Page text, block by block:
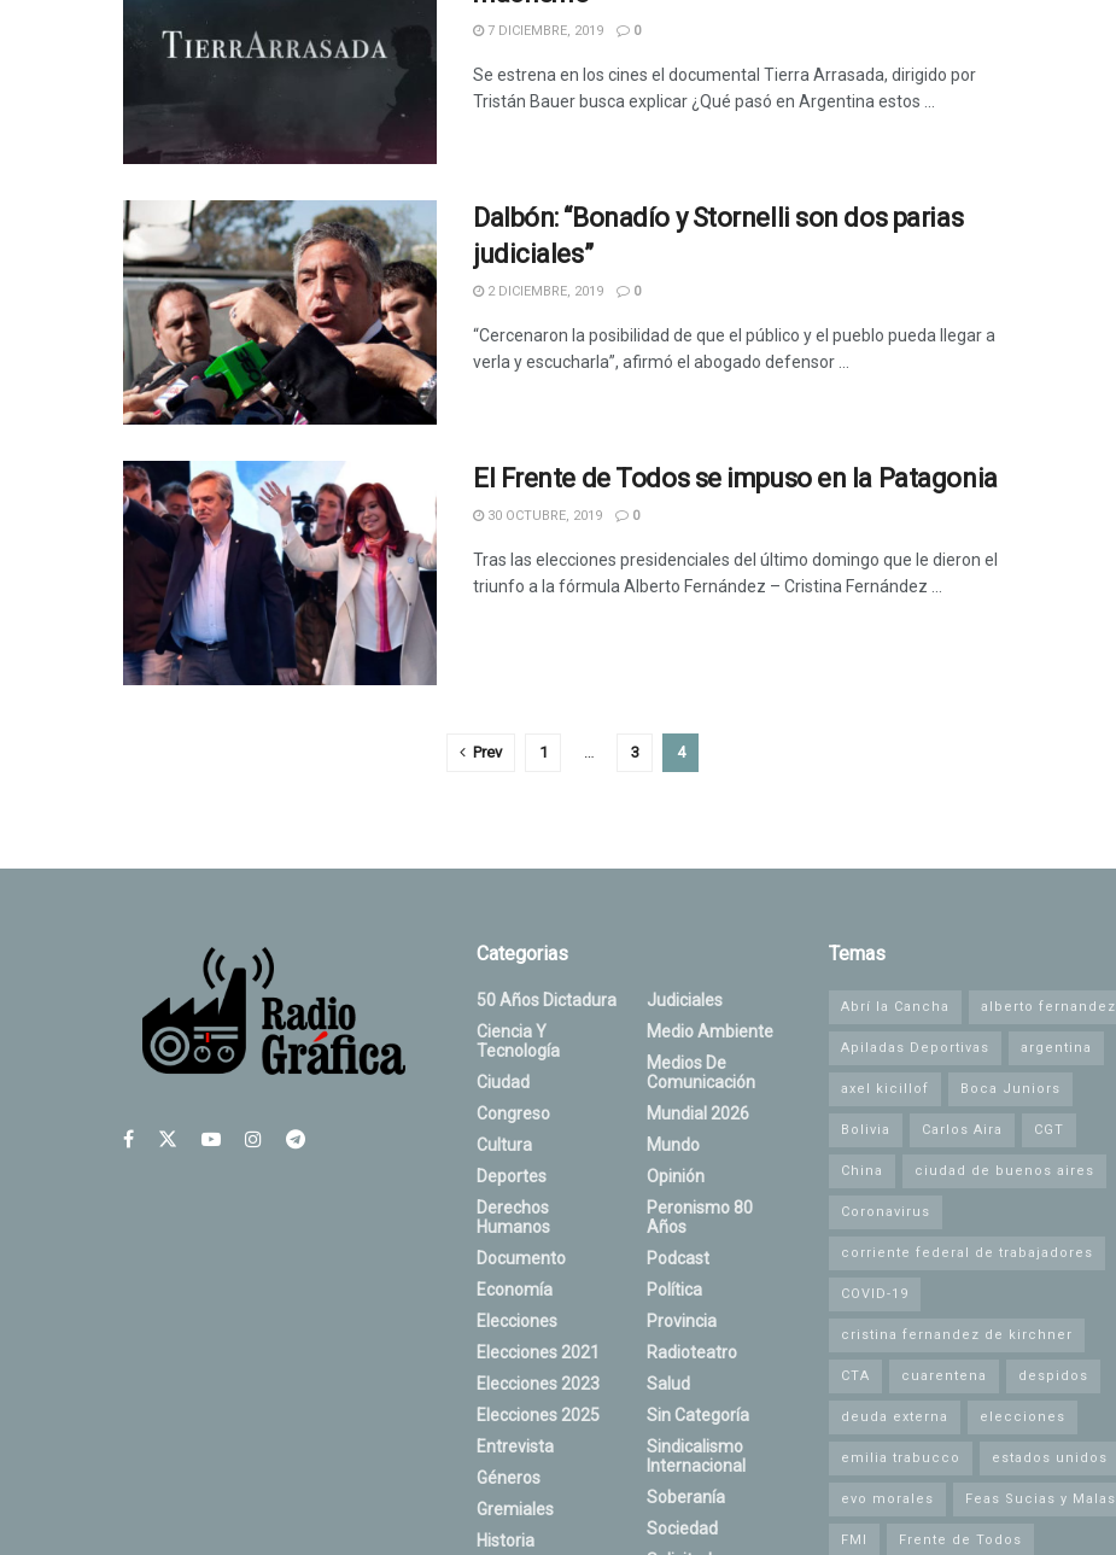
7 DICIEMBRE, 2019 0
Se estrena en los cines el documental Tierra Arrasada, dirigido por
Tristán Bauer busca explicar ¿Qué pasó en Argentina estos ...
Dalbón: “Bonadío y Stornelli son dos parias
judiciales”
2 DICIEMBRE, 2019 0
“Cercenaron la posibilidad de que el público y el pueblo pueda llegar a
verla y escucharla”, afirmó el abogado defensor ...
El Frente de Todos se impuso en la Patagonia
30 OCTUBRE, 2019 0
Tras las elecciones presidenciales del último domingo que le dieron el
triunfo a la fórmula Alberto Fernández – Cristina Fernández ...
Prev 1 3 4
Categorias
50 Años Dictadura
Ciencia Y
Tecnología
Ciudad
Congreso
Cultura
Deportes
Derechos
Humanos
Documento
Economía
Elecciones
Elecciones 2021
Elecciones 2023
Elecciones 2025
Entrevista
Géneros
Gremiales
Historia
Judiciales
Medio Ambiente
Medios De
Comunicación
Mundial 2026
Mundo
Opinión
Peronismo 80
Años
Podcast
Política
Provincia
Radioteatro
Salud
Sin Categoría
Sindicalismo
Internacional
Soberanía
Sociedad
Temas
Abrí la Cancha alberto fernandez
Apiladas Deportivas argentina
axel kicillof Boca Juniors
Bolivia Carlos Aira CGT
China ciudad de buenos aires
Coronavirus
corriente federal de trabajadores
COVID-19
cristina fernandez de kirchner
CTA cuarentena despidos
deuda externa elecciones
emilia trabucco estados unidos
evo morales Feas Sucias y Malas
FMI Frente de Todos